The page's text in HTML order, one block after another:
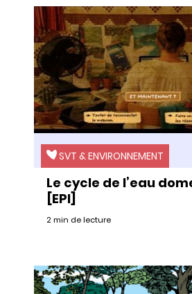
SVT & ENVIRONNEMENT
Le cycle de l’eau
[EPI]
2 min de lecture